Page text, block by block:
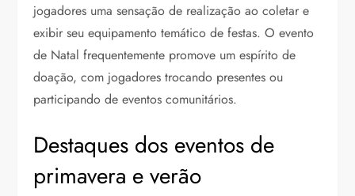
jogadores uma sensação de realização ao coletar e
exibir seu equipamento temático de festas. O evento
de Natal frequentemente promove um espírito de
doação, com jogadores trocando presentes ou
participando de eventos comunitários.
Destaques dos eventos de
primavera e verão